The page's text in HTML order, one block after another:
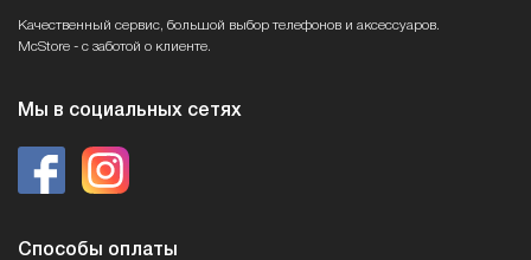
Качественный сервис, большой выбор телефонов и аксессуаров.
McStore - с заботой о клиенте.
Мы в социальных сетях
Способы оплаты